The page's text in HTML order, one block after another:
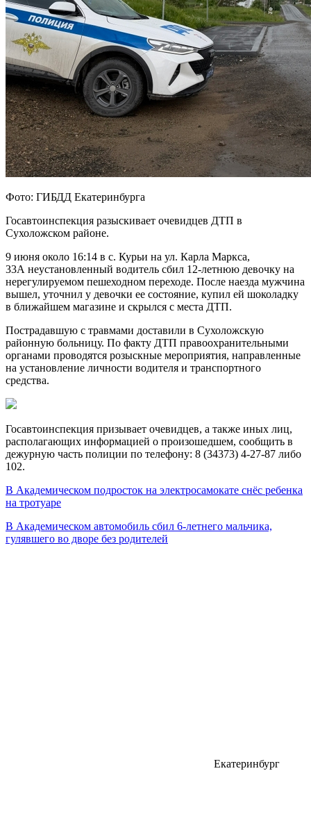
Фото: ГИБДД Екатеринбурга
Госавтоинспекция разыскивает очевидцев ДТП в
Сухоложском районе.
9 июня около 16:14 в с. Курьи на ул. Карла Маркса,
33А неустановленный водитель сбил 12-летнюю девочку на
нерегулируемом пешеходном переходе. После наезда мужчина
вышел, уточнил у девочки ее состояние, купил ей шоколадку
в ближайшем магазине и скрылся с места ДТП.
Пострадавшую с травмами доставили в Сухоложскую
районную больницу. По факту ДТП правоохранительными
органами проводятся розыскные мероприятия, направленные
на установление личности водителя и транспортного
средства.
Госавтоинспекция призывает очевидцев, а также иных лиц,
располагающих информацией о произошедшем, сообщить в
дежурную часть полиции по телефону: 8 (34373) 4-27-87 либо
102.
В Академическом подросток на электросамокате снёс ребенка
на тротуаре
В Академическом автомобиль сбил 6-летнего мальчика,
гулявшего во дворе без родителей
Екатеринбург